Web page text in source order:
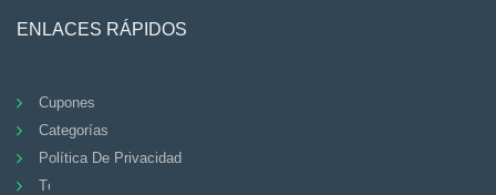
ENLACES RÁPIDOS
Cupones
Categorías
Política De Privacidad
Términos Y Condiciones